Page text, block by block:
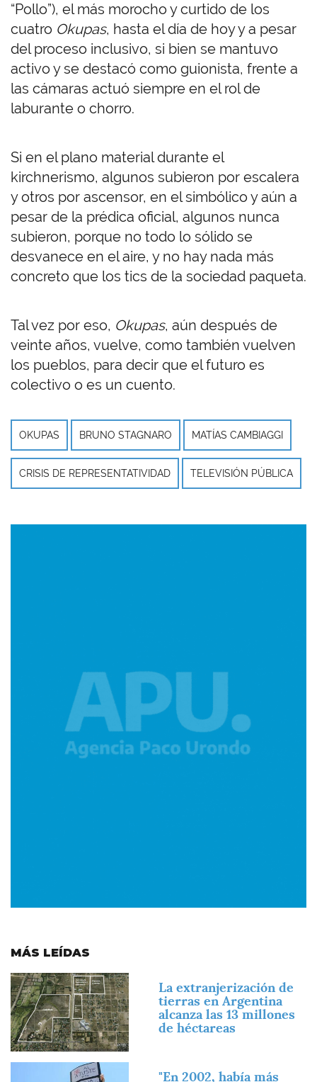
“Pollo”), el más morocho y curtido de los
cuatro Okupas, hasta el día de hoy y a pesar
del proceso inclusivo, si bien se mantuvo
activo y se destacó como guionista, frente a
las cámaras actuó siempre en el rol de
laburante o chorro.
Si en el plano material durante el
kirchnerismo, algunos subieron por escalera
y otros por ascensor, en el simbólico y aún a
pesar de la prédica oficial, algunos nunca
subieron, porque no todo lo sólido se
desvanece en el aire, y no hay nada más
concreto que los tics de la sociedad paqueta.
Tal vez por eso, Okupas, aún después de
veinte años, vuelve, como también vuelven
los pueblos, para decir que el futuro es
colectivo o es un cuento.
OKUPAS BRUNO STAGNARO MATÍAS CAMBIAGGI
CRISIS DE REPRESENTATIVIDAD TELEVISIÓN PÚBLICA
MÁS LEÍDAS
Imagen
La extranjerización de
tierras en Argentina
alcanza las 13 millones
de héctareas
"En 2002, había más